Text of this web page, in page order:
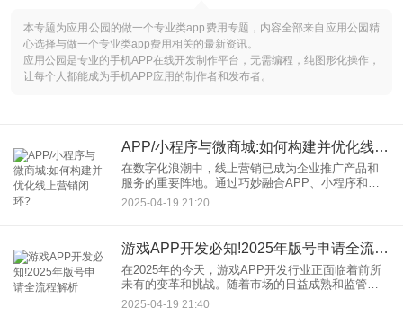
本专题为应用公园的做一个专业类app费用专题，内容全部来自应用公园精
心选择与做一个专业类app费用相关的最新资讯。
应用公园是专业的手机APP在线开发制作平台，无需编程，纯图形化操作，
让每个人都能成为手机APP应用的制作者和发布者。
APP/小程序与微商城:如何构建并优化线上营销闭环?
在数字化浪潮中，线上营销已成为企业推广产品和
服务的重要阵地。通过巧妙融合APP、小程序和微
商城，企业能够搭建起一个全面的线上营销体系，
更有效地触及目标消费者，推动销售业绩的攀升。
2025-04-19 21:20
游戏APP开发必知!2025年版号申请全流程解析
在2025年的今天，游戏APP开发行业正面临着前所
未有的变革和挑战。随着市场的日益成熟和监管政
策的升级，游戏开发者们迎来了更多的机遇与挑
战。其中，版号申请无疑是游戏上线前的一道重要
2025-04-19 21:40